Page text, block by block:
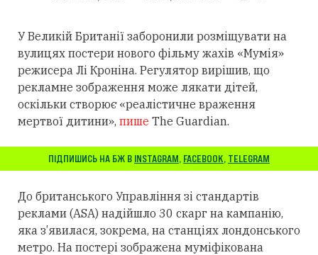
У Великій Британії заборонили розміщувати на
вулицях постери нового фільму жахів «Мумія»
режисера Лі Кроніна. Регулятор вирішив, що
рекламне зображення може лякати дітей,
оскільки створює «реалістичне враження
мертвої дитини», пише The Guardian.
ПІДПИШИСЬ НА БЖ В INSTAGRAM, FACEBOOK, TELEGRAM
До британського Управління зі стандартів
реклами (ASA) надійшло 30 скарг на кампанію,
яка з’явилася, зокрема, на станціях лондонського
метро. На постері зображена муміфікована